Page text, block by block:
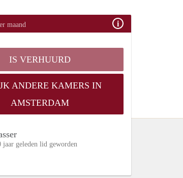
maand
IS VERHUURD
ANDERE KAMERS IN
AMSTERDAM
jaar geleden lid geworden